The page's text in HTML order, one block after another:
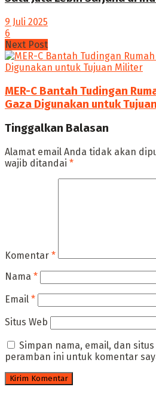
9 Juli 2025
6
Next Post
MER-C Bantah Tudingan
Gaza Digunakan untuk
Tinggalkan Balasan
Alamat email Anda tidak akan
wajib ditandai *
Komentar *
Nama *
Email *
Situs Web
Simpan nama, email, dan
peramban ini untuk komentar